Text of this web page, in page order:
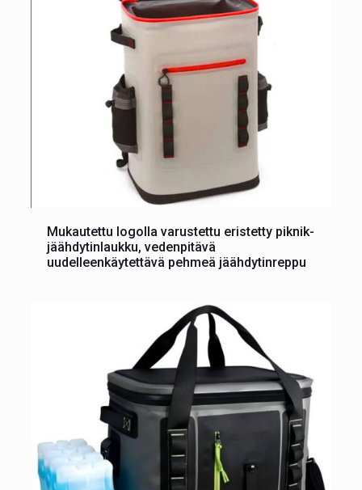
Mukautettu logolla varustettu eristetty piknik-
jäähdytinlaukku, vedenpitävä
uudelleenkäytettävä pehmeä jäähdytinreppu